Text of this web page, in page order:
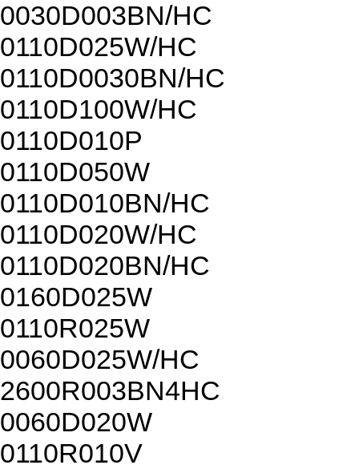
0030D003BN/HC
0110D025W/HC
0110D0030BN/HC
0110D100W/HC
0110D010P
0110D050W
0110D010BN/HC
0110D020W/HC
0110D020BN/HC
0160D025W
0110R025W
0060D025W/HC
2600R003BN4HC
0060D020W
0110R010V